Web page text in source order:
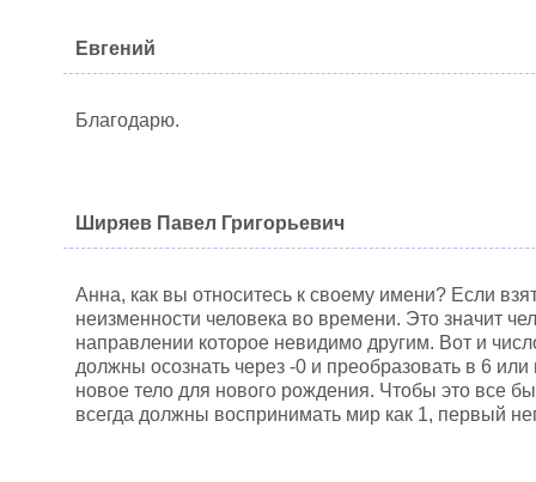
Евгений
Благодарю.
Ширяев Павел Григорьевич
Анна, как вы относитесь к своему имени? Если
неизменности человека во времени. Это значит
направлении которое невидимо другим. Вот и
должны осознать через -0 и преобразовать в 6
новое тело для нового рождения. Чтобы это все
всегда должны воспринимать мир как 1, первый